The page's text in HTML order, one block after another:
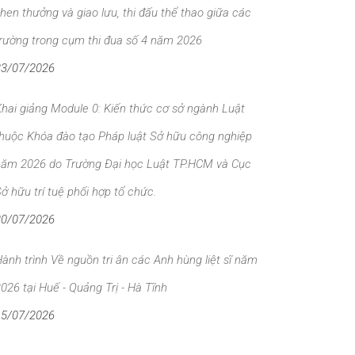
thưởng và giao lưu, thi đấu thể thao giữa các
trong cụm thi đua số 4 năm 2026
07/2026
giảng Module 0: Kiến thức cơ sở ngành Luật
Khóa đào tạo Pháp luật Sở hữu công nghiệp
2026 do Trường Đại học Luật TP.HCM và Cục
hữu trí tuệ phối hợp tổ chức.
07/2026
trình Về nguồn tri ân các Anh hùng liệt sĩ năm
tại Huế - Quảng Trị - Hà Tĩnh
07/2026